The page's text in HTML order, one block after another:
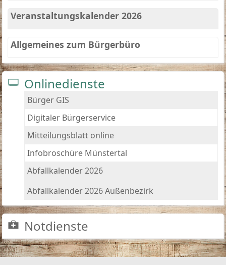
Veranstaltungskalender 2026
Allgemeines zum Bürgerbüro
Onlinedienste
Bürger GIS
Digitaler Bürgerservice
Mitteilungsblatt online
Infobroschüre Münstertal
Abfallkalender 2026
Abfallkalender 2026 Außenbezirk
Notdienste